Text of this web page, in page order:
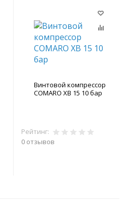
Винтовой компрессор
COMARO XB 15 10 бар
Рейтинг:
0 отзывов